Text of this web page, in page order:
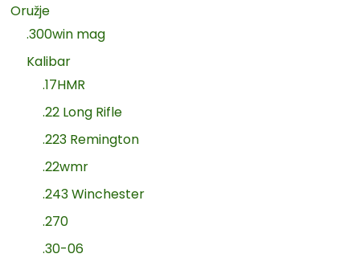
Oružje
.300win mag
Kalibar
.17HMR
.22 Long Rifle
.223 Remington
.22wmr
.243 Winchester
.270
.30-06